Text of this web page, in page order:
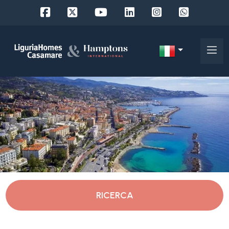
RICERCA
EN
FR
DE
RU
Chi
siamo
I
Scegli
dove
cercare
Provincia
Comune